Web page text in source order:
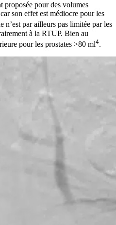
proposée pour des volumes
son effet est médiocre pour les
n’est par ailleurs pas limitée par les
à la RTUP. Bien au
pour les prostates >80 ml4.